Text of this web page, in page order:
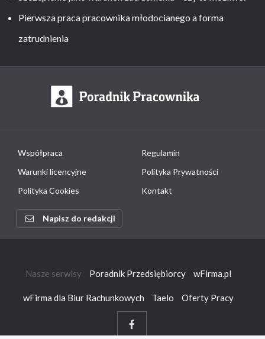
Pierwsza praca pracownika młodocianego a forma
zatrudnienia
Współpraca
Regulamin
Warunki licencyjne
Polityka Prywatności
Polityka Cookies
Kontakt
Napisz do redakcji
Nasze serwisy Poradnik Przedsiębiorcy wFirma.pl
wFirma dla Biur Rachunkowych Taelo Oferty Pracy